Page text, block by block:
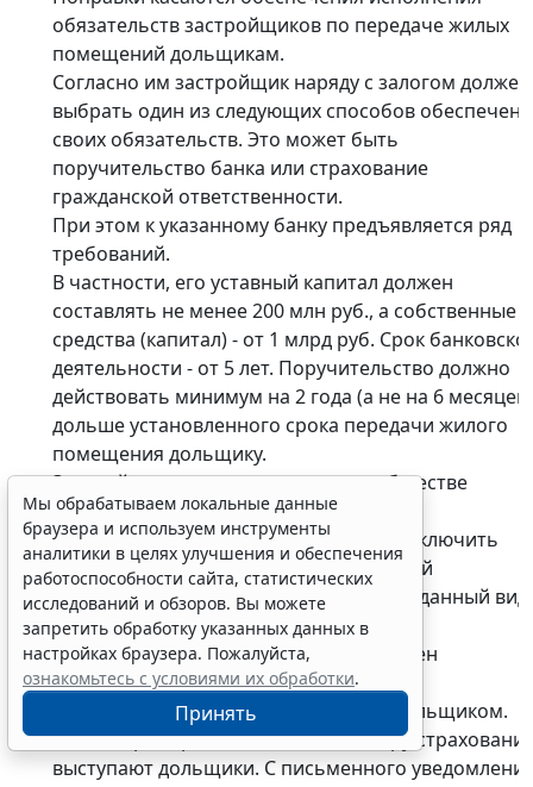
обязательств застройщиков по передаче жилых
помещений дольщикам.
Согласно им застройщик наряду с залогом должен
выбрать один из следующих способов
своих обязательств. Это может быть
поручительство банка или страхование
гражданской ответственности.
При этом к указанному банку предъявляется ряд
требований.
В частности, его уставный капитал должен
составлять не менее 200 млн руб., а собственные
средства (капитал) - от 1 млрд руб. Срок
деятельности - от 5 лет. Поручительство должно
действовать минимум на 2 года (а не на 6 месяцев)
дольше установленного срока передачи жилого
помещения дольщику.
Застройщик может участвовать в обществе
взаимного страхования гражданской
ответственности застройщиков или заключить
соответствующий договор со страховой
организацией, имеющей лицензию на данный вид
страхования.
Предусмотрено, что застройщик должен
застраховать свою ответственность до
госрегистрации договора с первым дольщиком.
Выгодоприобретателями по договору
выступают дольщики. С письменного
Мы обрабатываем локальные данные
браузера и используем инструменты
аналитики в целях улучшения и обеспечения
работоспособности сайта, статистических
исследований и обзоров. Вы можете
запретить обработку указанных данных в
настройках браузера. Пожалуйста,
ознакомьтесь с условиями их обработки.
Принять